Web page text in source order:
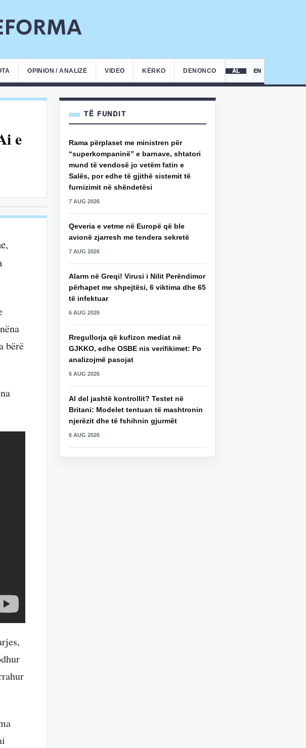
OPINION / ANALIZË VIDEO KËRKO DENONCO AL EN
e
bërë
TË FUNDIT
Rama përplaset me ministren për
“superkompaninë” e barnave, shtatori
mund të vendosë jo vetëm fatin e
Salës, por edhe të gjithë sistemit të
furnizimit në shëndetësi
7 AUG 2026
Qeveria e vetme në Europë që ble
avionë zjarresh me tendera sekretë
7 AUG 2026
Alarm në Greqi! Virusi i Nilit Perëndimor
përhapet me shpejtësi, 6 viktima dhe 65
të infektuar
6 AUG 2026
Rregullorja që kufizon mediat në
GJKKO, edhe OSBE nis verifikimet: Po
analizojmë pasojat
6 AUG 2026
AI del jashtë kontrollit? Testet në
Britani: Modelet tentuan të mashtronin
njerëzit dhe të fshihnin gjurmët
6 AUG 2026